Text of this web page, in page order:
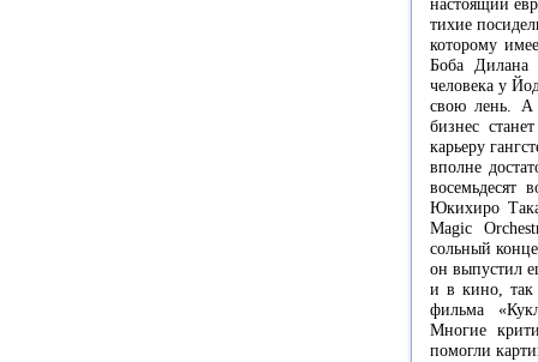
настоящий
тихие
которому
Боба
человека у
свою лень. А
бизнес
карьеру
вполне
восемьдесят
Юкихиро
Magic
сольный
он выпустил
и в кино, так
фильма
Многие
помогли